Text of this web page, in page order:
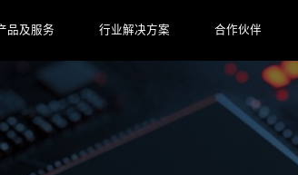
品及服务 行业解决方案 合作伙伴